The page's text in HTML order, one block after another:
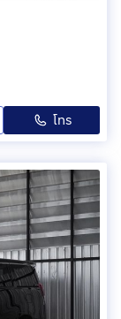
โทร